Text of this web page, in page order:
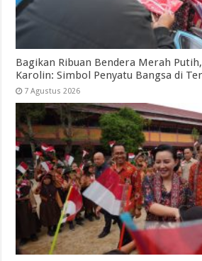
Bagikan Ribuan Bendera Merah
Karolin: Simbol Penyatu Bangsa di
7 Agustus 2026